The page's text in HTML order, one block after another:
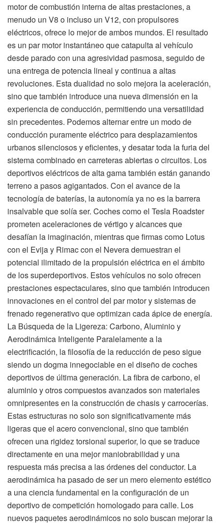
motor de combustión interna de altas prestaciones, a
menudo un V8 o incluso un V12, con propulsores
eléctricos, ofrece lo mejor de ambos mundos. El resultado
es un par motor instantáneo que catapulta al vehículo
desde parado con una agresividad pasmosa, seguido de
una entrega de potencia lineal y continua a altas
revoluciones. Esta dualidad no solo mejora la aceleración,
sino que también introduce una nueva dimensión en la
experiencia de conducción, permitiendo una versatilidad
sin precedentes. Podemos alternar entre un modo de
conducción puramente eléctrico para desplazamientos
urbanos silenciosos y eficientes, y desatar toda la furia del
sistema combinado en carreteras abiertas o circuitos. Los
deportivos eléctricos de alta gama también están ganando
terreno a pasos agigantados. Con el avance de la
tecnología de baterías, la autonomía ya no es la barrera
insalvable que solía ser. Coches como el Tesla Roadster
prometen aceleraciones de vértigo y alcances que
desafían la imaginación, mientras que firmas como Lotus
con el Evija y Rimac con el Nevera demuestran el
potencial ilimitado de la propulsión eléctrica en el ámbito
de los superdeportivos. Estos vehículos no solo ofrecen
prestaciones espectaculares, sino que también introducen
innovaciones en el control del par motor y sistemas de
frenado regenerativo que optimizan cada ápice de energía.
La Búsqueda de la Ligereza: Carbono, Aluminio y
Aerodinámica Inteligente Paralelamente a la
electrificación, la filosofía de la reducción de peso sigue
siendo un dogma innegociable en el diseño de coches
deportivos de última generación. La fibra de carbono, el
aluminio y otros compuestos avanzados son materiales
omnipresentes en la construcción de chasis y carrocerías.
Estas estructuras no solo son significativamente más
ligeras que el acero convencional, sino que también
ofrecen una rigidez torsional superior, lo que se traduce
directamente en una mejor maniobrabilidad y una
respuesta más precisa a las órdenes del conductor. La
aerodinámica ha pasado de ser un mero elemento estético
a una ciencia fundamental en la configuración de un
deportivo de competición homologado para calle. Los
nuevos paquetes aerodinámicos no solo buscan mejorar la